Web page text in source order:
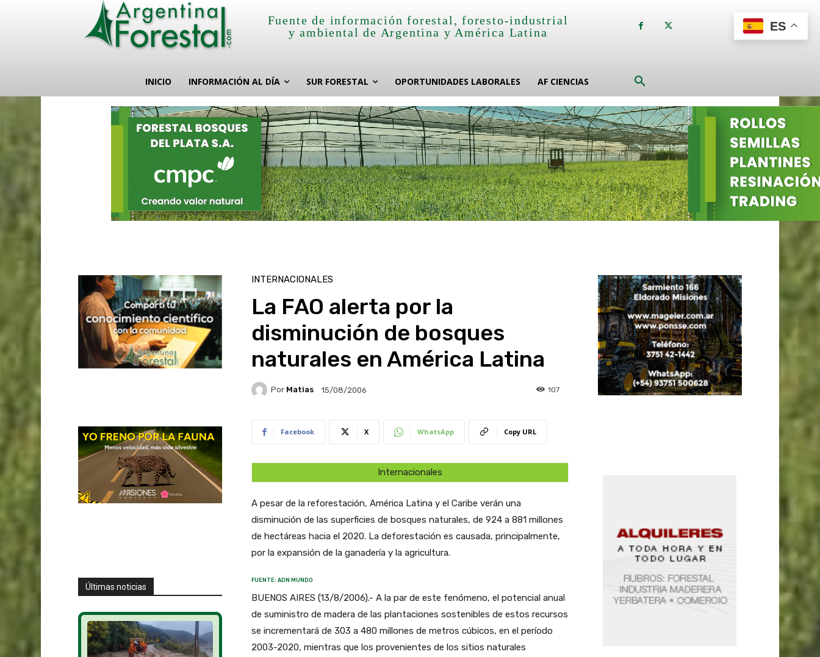
Fuente de información forestal, foresto-industrial
y ambiental de Argentina y América Latina
INICIO INFORMACIÓN AL DÍA SUR FORESTAL OPORTUNIDADES LABORALES AF CIENCIAS
Últimas noticias
INTERNACIONALES
La FAO alerta por la
disminución de bosques
naturales en América Latina
Por Matias 15/08/2006 107
Facebook X WhatsApp Copy URL
Internacionales
A pesar de la reforestación, América Latina y el Caribe verán una
disminución de las superficies de bosques naturales, de 924 a 881 millones
de hectáreas hacia el 2020. La deforestación es causada, principalmente,
por la expansión de la ganadería y la agricultura.
FUENTE: ADN MUNDO
BUENOS AIRES (13/8/2006).- A la par de este fenómeno, el potencial anual
de suministro de madera de las plantaciones sostenibles de estos recursos
se incrementará de 303 a 480 millones de metros cúbicos, en el período
2003-2020, mientras que los provenientes de los sitios naturales
ES